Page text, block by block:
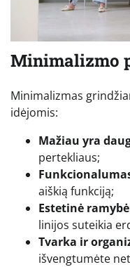
Minimalizmo
Minimalizmas
idėjomis:
Mažiau yra
pertekliaus;
aiškią funkciją;
Estetinė
linijos suteikia
Tvarka ir
išvengtumėte